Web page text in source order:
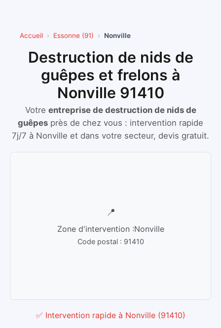
Accueil Essonne (91) Nonville
Destruction de nids de
guêpes et frelons à
Nonville 91410
Votre entreprise de destruction de nids de
guêpes près de chez vous : intervention rapide
7j/7 à Nonville et dans votre secteur, devis gratuit.
📍
Zone d'intervention :Nonville
Code postal : 91410
✅ Intervention rapide à Nonville (91410)